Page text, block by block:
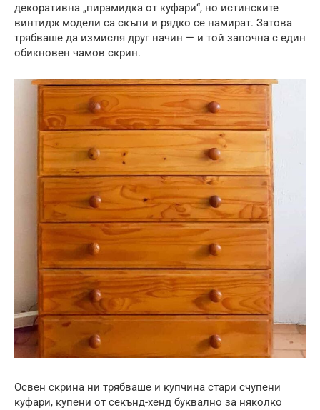
декоративна „пирамидка от куфари“, но истинските
винтидж модели са скъпи и рядко се намират. Затова
трябваше да измисля друг начин — и той започна с един
обикновен чамов скрин.
Освен скрина ни трябваше и купчина стари счупени
куфари, купени от секънд-хенд буквално за няколко